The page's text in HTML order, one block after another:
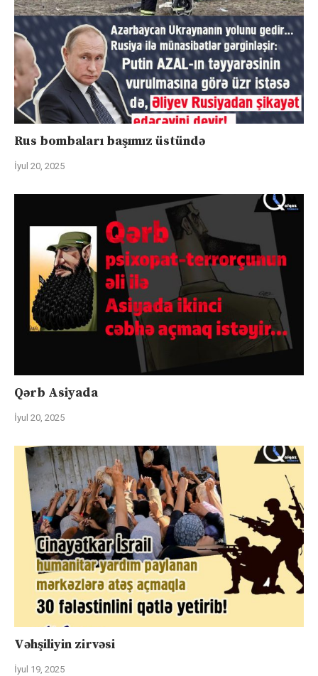
Rus bombaları başımız üstündə
İyul 20, 2025
Qərb Asiyada
İyul 20, 2025
Vəhşiliyin zirvəsi
İyul 19, 2025